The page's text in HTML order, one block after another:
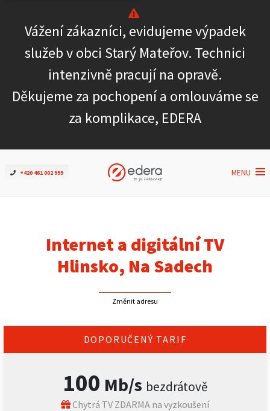
Vážení zákazníci, evidujeme výpadek
služeb v obci Starý Mateřov. Technici
intenzivně pracují na opravě.
Děkujeme za pochopení a omlouváme se
za komplikace, EDERA
+420 461 002 999 MENU
Ověřit dostupnost
Internet
ČEZNET TV
Podpora
Pro firmy
Internet a digitální TV
Hlinsko, Na Sadech
Změnit adresu
DOPORUČENÝ TARIF
100 Mb/s bezdrátově
Chytrá TV ZDARMA na vyzkoušení